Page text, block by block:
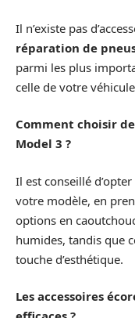
Il n’existe pas
réparation de
parmi les plus
celle de votre
Comment choisir
Model 3 ?
Il est conseillé
votre modèle, en
options en
humides, tandis que
touche d’esthétique.
Les accessoires